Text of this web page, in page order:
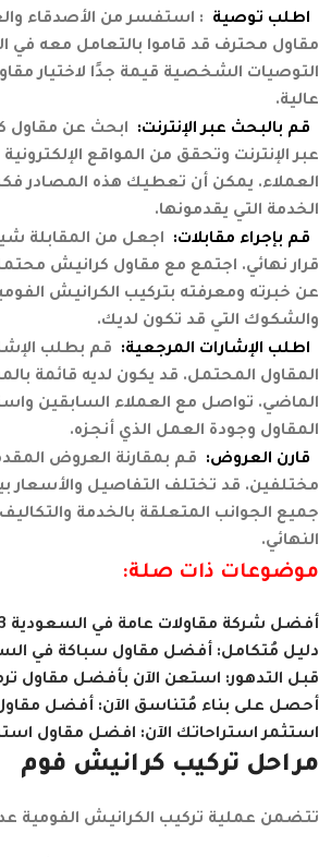
اطلب توصية : استفسر من الأصدقاء
مقاول محترف قد قاموا بالتعامل معه في
التوصيات الشخصية قيمة جدًا لاختيار
عالية.
قم بالبحث عبر الإنترنت:
ابحث عن مقاول
عبر الإنترنت وتحقق من المواقع
العملاء. يمكن أن تعطيك هذه المصادر
الخدمة التي يقدمونها.
قم بإجراء مقابلات:
اجعل من المقابلة
قرار نهائي. اجتمع مع مقاول كرانيش
عن خبرته ومعرفته بتركيب الكرانيش
والشكوك التي قد تكون لديك.
اطلب الإشارات المرجعية:
قم بطلب
المقاول المحتمل. قد يكون لديه قائمة
الماضي. تواصل مع العملاء السابقين
المقاول وجودة العمل الذي أنجزه.
قارن العروض:
قم بمقارنة العروض
مختلفين. قد تختلف التفاصيل والأسعار
جميع الجوانب المتعلقة بالخدمة
النهائي.
موضوعات ذات صلة:
أفضل شركة مقاولات عامة في السعودية 2023
دليل مُتكامل: أفضل مقاول سباكة في
قبل التدهور: استعن الآن بأفضل مقاول
أحصل على بناء مُتناسق الآن: أفضل
استثمر استراحاتك الآن: افضل مقاول
مراحل تركيب كرانيش فوم
تتضمن عملية تركيب الكرانيش الفومية